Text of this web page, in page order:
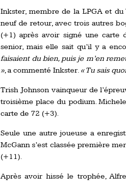
Inkster, membre de la LPGA et
neuf de retour, avec trois autres
(+1) après avoir signé une carte
senior, mais elle sait qu’il y a
faisaient du bien, puis je m’en
», a commenté Inkster. « Tu sais
Trish Johnson vainqueur de
troisième place du podium.
carte de 72 (+3).
Seule une autre joueuse a
McGann s’est classée première
(+11).
Après avoir hissé le trophée,